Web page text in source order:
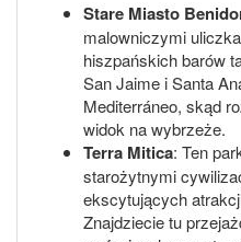
Stare Miasto
malowniczymi
hiszpańskich barów
San Jaime i Santa
Mediterráneo, skąd
widok na wybrzeże.
Terra Mitica: Ten
starożytnymi
ekscytujących
Znajdziecie tu